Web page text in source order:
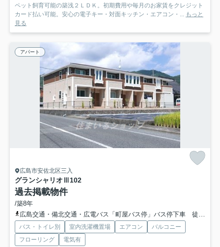
ペット飼育可能の築浅２ＬＤＫ。初期費用や毎月のお家賃をクレジット
カード払い可能。安心の電子キー・対面キッチン・エアコン・...
もっと
見る
アパート
広島市安佐北区三入
グランシャリオⅢ102
過去掲載物件
/築8年
広島交通・備北交通・広電バス「町屋バス停」バス停下車 徒歩4分
バス・トイレ別 室内洗濯機置場 エアコン
バルコニー
フローリング
電気有